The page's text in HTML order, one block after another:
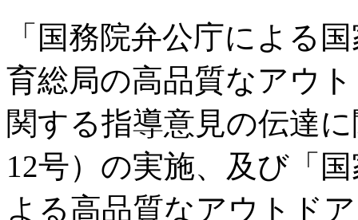
「国務院弁公庁による
育総局の高品質なアウ
関する指導意見の伝達
12号）の実施、及び「
よる高品質なアウトド